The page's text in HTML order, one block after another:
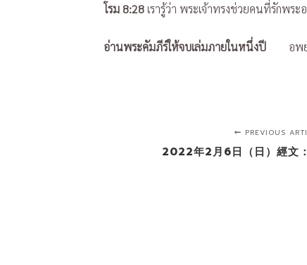
โรม 8:28เรารู้ว่า พระเจ้าทรงช่วยคนที่รักพร
อ่านพระคัมภีร์ให้จบเล่มภายในหนึ่งปี อพ
PREVIOUS
2022年2月6日（日）經文